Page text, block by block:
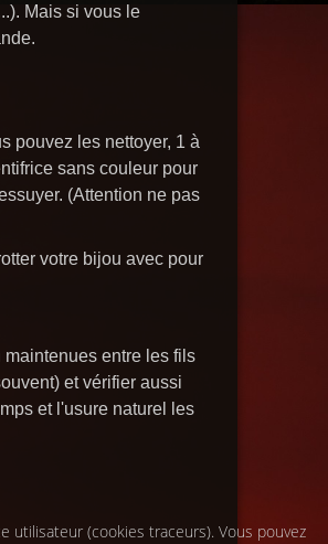
Mais si vous le
pouvez les nettoyer, 1 à
sans couleur pour
(Attention ne pas
votre bijou avec pour
maintenues entre les fils
et vérifier aussi
et l'usure naturel les
utilisateur (cookies traceurs). Vous pouvez